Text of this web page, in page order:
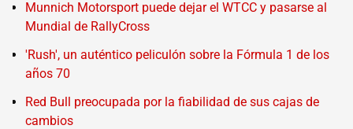
Munnich Motorsport puede dejar el WTCC y pasarse al
Mundial de RallyCross
'Rush', un auténtico peliculón sobre la Fórmula 1 de los
años 70
Red Bull preocupada por la fiabilidad de sus cajas de
cambios